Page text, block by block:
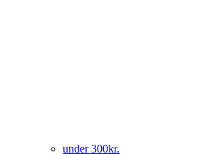
under 300kr.